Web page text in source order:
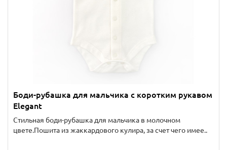
Боди-рубашка для мальчика с коротким рукавом
Elegant
Стильная боди-рубашка для мальчика в молочном
цвете.Пошита из жаккардового кулира, за счет чего имее..